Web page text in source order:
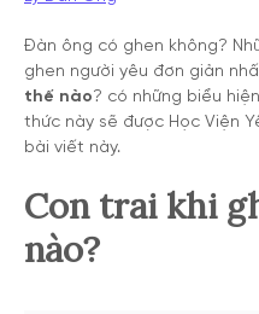
Đàn ông có ghen không?
ghen người yêu đơn giản
thế nào? có những biểu
thức này sẽ được Học Viện
bài viết này.
Con trai khi
nào?